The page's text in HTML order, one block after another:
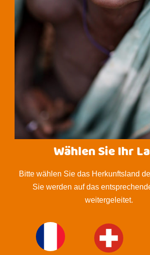
Wählen Sie Ihr
Bitte wählen Sie das Herkunftsland
Sie werden auf das
weitergeleitet.